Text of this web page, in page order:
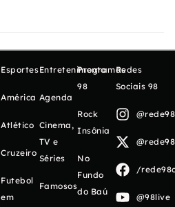
Esportes
América
Atlético
Cruzeiro
Futebol
em
Entretenimento
Agenda
Cinema,
TV e
Séries
Famosos
Programas
98
Rock
Insônia
No
Fundo
do Baú
Redes
Sociais 98
/
@98live